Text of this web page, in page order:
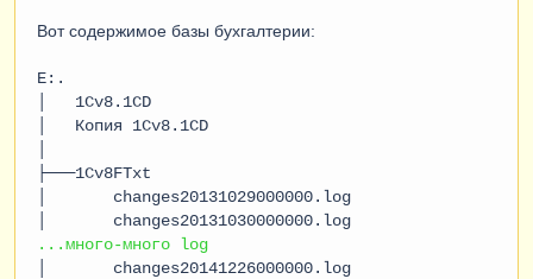
Вот содержимое базы бухгалтерии:
E:.
│ 1Cv8.1CD
│ Копия 1Cv8.1CD
├───1Cv8FTxt
│ changes20131029000000.log
│ changes20131030000000.log
...много-много log
│ changes20141226000000.log